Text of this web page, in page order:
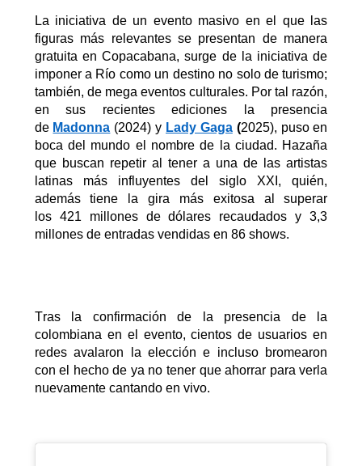
La iniciativa de un evento masivo en el que las
figuras más relevantes se presentan de manera
gratuita en Copacabana, surge de la iniciativa de
imponer a Río como un destino no solo de turismo;
también, de mega eventos culturales. Por tal razón,
en sus recientes ediciones la presencia
de Madonna (2024) y Lady Gaga(2025), puso en
boca del mundo el nombre de la ciudad. Hazaña
que buscan repetir al tener a una de las artistas
latinas más influyentes del siglo XXI , quién,
ademástiene la gira más exitosa al superar
los 421 millones de dólares recaudados y 3,3
millones de entradas vendidas en 86 shows.
Tras la confirmación de la presencia de la
colombiana en el evento, cientos de usuarios en
redes avalaron la elección e incluso bromearon
con el hecho de ya no tener que ahorrar para verla
nuevamente cantando en vivo.